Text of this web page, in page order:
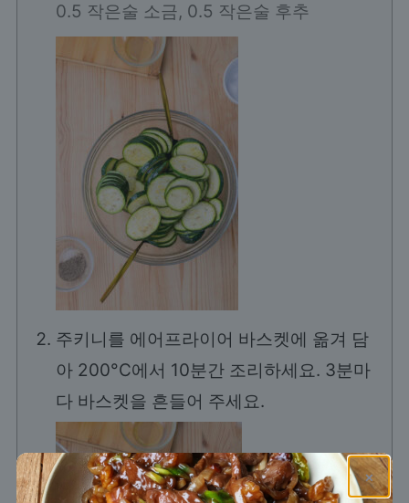
0.5 작은술 소금, 0.5 작은술 후추
주키니를 에어프라이어 바스켓에 옮겨 담
아 200°C에서 10분간 조리하세요. 3분마
다 바스켓을 흔들어 주세요.
×